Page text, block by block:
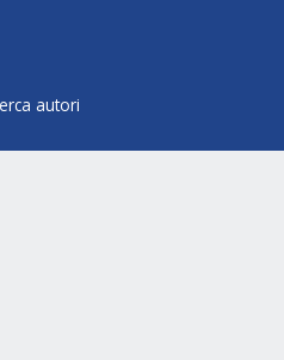
autori